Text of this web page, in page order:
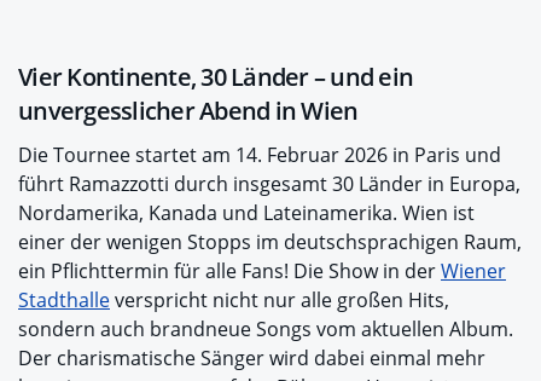
Vier Kontinente, 30 Länder – und ein
unvergesslicher Abend in Wien
Die Tournee startet am 14. Februar 2026 in Paris und
führt Ramazzotti durch insgesamt 30 Länder in Europa,
Nordamerika, Kanada und Lateinamerika. Wien ist
einer der wenigen Stopps im deutschsprachigen Raum,
ein Pflichttermin für alle Fans! Die Show in derWiener
Stadthalleverspricht nicht nur alle großen Hits,
sondern auch brandneue Songs vom aktuellen Album.
Der charismatische Sänger wird dabei einmal mehr